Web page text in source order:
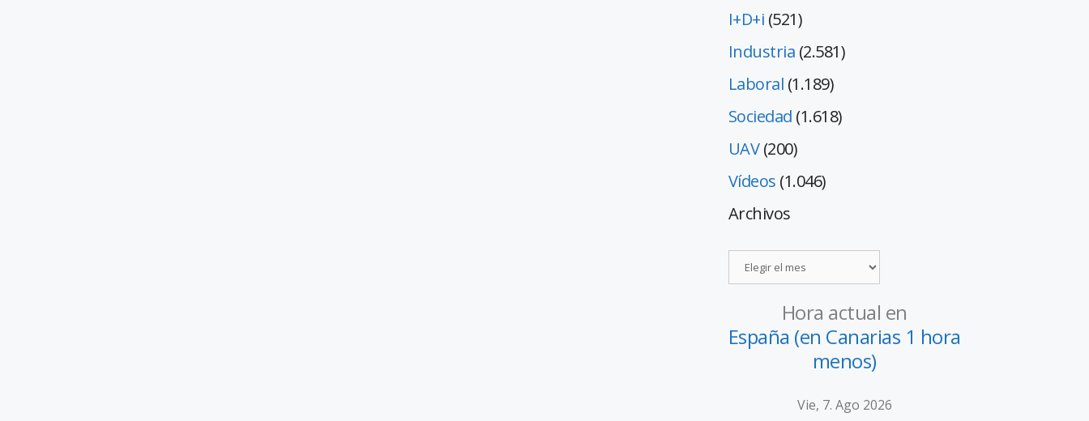
I+D+i (521)
Industria (2.581)
Laboral (1.189)
Sociedad (1.618)
UAV(200)
Vídeos (1.046)
Archivos
Hora actual en
España (en Canarias 1 hora
menos)